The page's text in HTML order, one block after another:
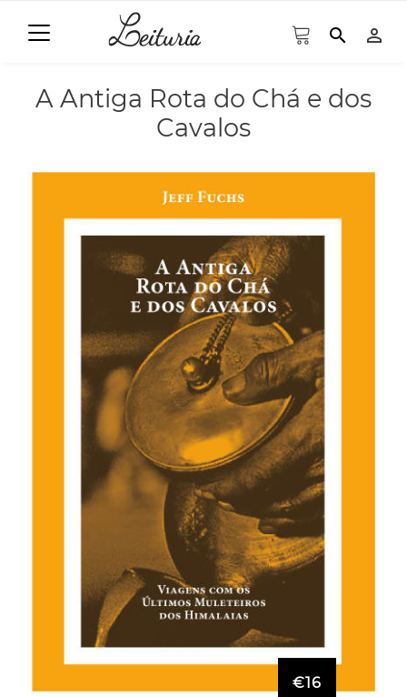
search person_outline
A Antiga Rota do Chá e dos
Cavalos
€16